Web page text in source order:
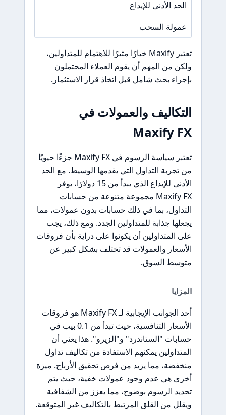
الحد الأدنى للإيداع
عمولة السحب
تعتبر Maxify خيارًا مثيرًا للاهتمام للمتداولين،
ولكن من المهم أن يقوم العملاء المحتملون
بإجراء بحث شامل قبل اتخاذ قرار الاستثمار.
التكاليف والعمولات في
Maxify FX
تعتبر سياسة الرسوم في Maxify FX جزءًا حيويًا
من تجربة التداول التي يقدمها الوسيط. مع الحد
الأدنى للإيداع الذي يبدأ من 15 دولارًا، يوفر
Maxify FX مجموعة متنوعة من حسابات
التداول، بما في ذلك حسابات بدون عمولات، مما
يجعلها جذابة للمتداولين الجدد. ومع ذلك، يجب
على المتداولين أن يكونوا على دراية بأن فروقات
الأسعار والعمولات قد تختلف بشكل كبير عن
متوسط السوق.
المزايا
أحد الجوانب الإيجابية لـ Maxify FX هو فروقات
الأسعار التنافسية، حيث تبدأ من 0.1 بيب في
حسابات "الستاندرد" و"الزيرو". هذا يعني أن
المتداولين يمكنهم الاستفادة من تكاليف تداول
منخفضة، مما يزيد من فرص تحقيق الأرباح. ميزة
أخرى هي عدم وجود عمولات خفية، حيث يتم
تحديد الرسوم بوضوح، مما يعزز من الشفافية
ويقلل من القلق المرتبط بالتكاليف غير المتوقعة.